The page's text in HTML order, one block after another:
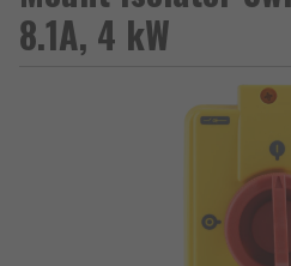
8.1A, 4 kW